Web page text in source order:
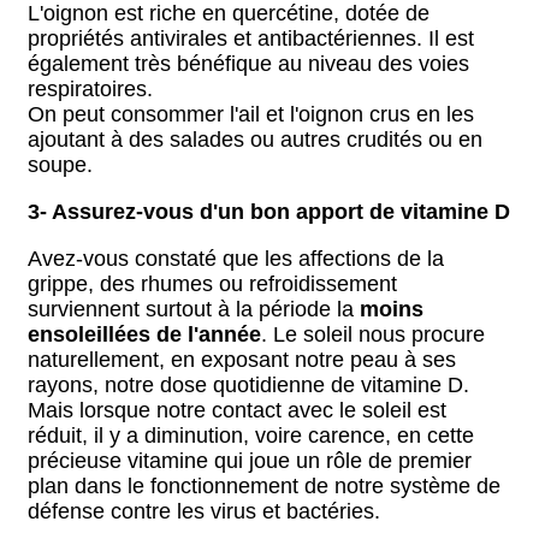
L'oignon est riche en quercétine, dotée de
propriétés antivirales et antibactériennes. Il est
également très bénéfique au niveau des voies
respiratoires.
On peut consommer l'ail et l'oignon crus en les
ajoutant à des salades ou autres crudités ou en
soupe.
3- Assurez-vous d'un bon apport de vitamine D
Avez-vous constaté que les affections de la
grippe, des rhumes ou refroidissement
surviennent surtout à la période la moins
ensoleillées de l'année. Le soleil nous procure
naturellement, en exposant notre peau à ses
rayons, notre dose quotidienne de vitamine D.
Mais lorsque notre contact avec le soleil est
réduit, il y a diminution, voire carence, en cette
précieuse vitamine qui joue un rôle de premier
plan dans le fonctionnement de notre système de
défense contre les virus et bactéries.